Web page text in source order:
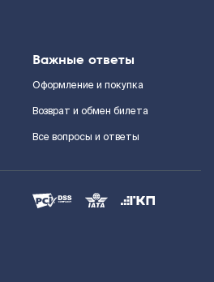
Важные ответы
Оформление и покупка
Возврат и обмен билета
Все вопросы и ответы